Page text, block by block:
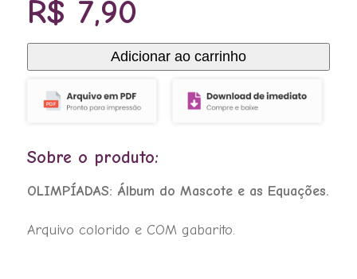
R$ 7,90
OLIMPÍADAS:
Álbum
e
as
quantidade
Adicionar ao carrinho
Sobre o produto:
OLIMPÍADAS: Álbum do Mascote e as Equações.
Arquivo colorido e COM gabarito.